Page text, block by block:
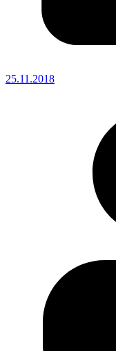
25.11.2018